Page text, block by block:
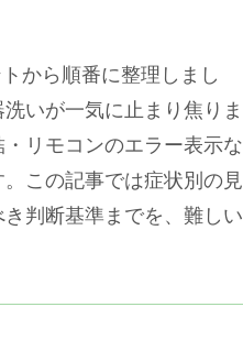
から順番に整理しまし
いが一気に止まり焦りま
リモコンのエラー表示な
この記事では症状別の見
判断基準までを、難しい